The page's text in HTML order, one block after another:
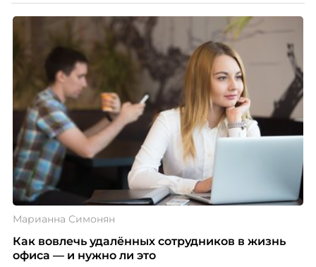
Марианна Симонян
Как вовлечь удалённых сотрудников в жизнь
офиса — и нужно ли это